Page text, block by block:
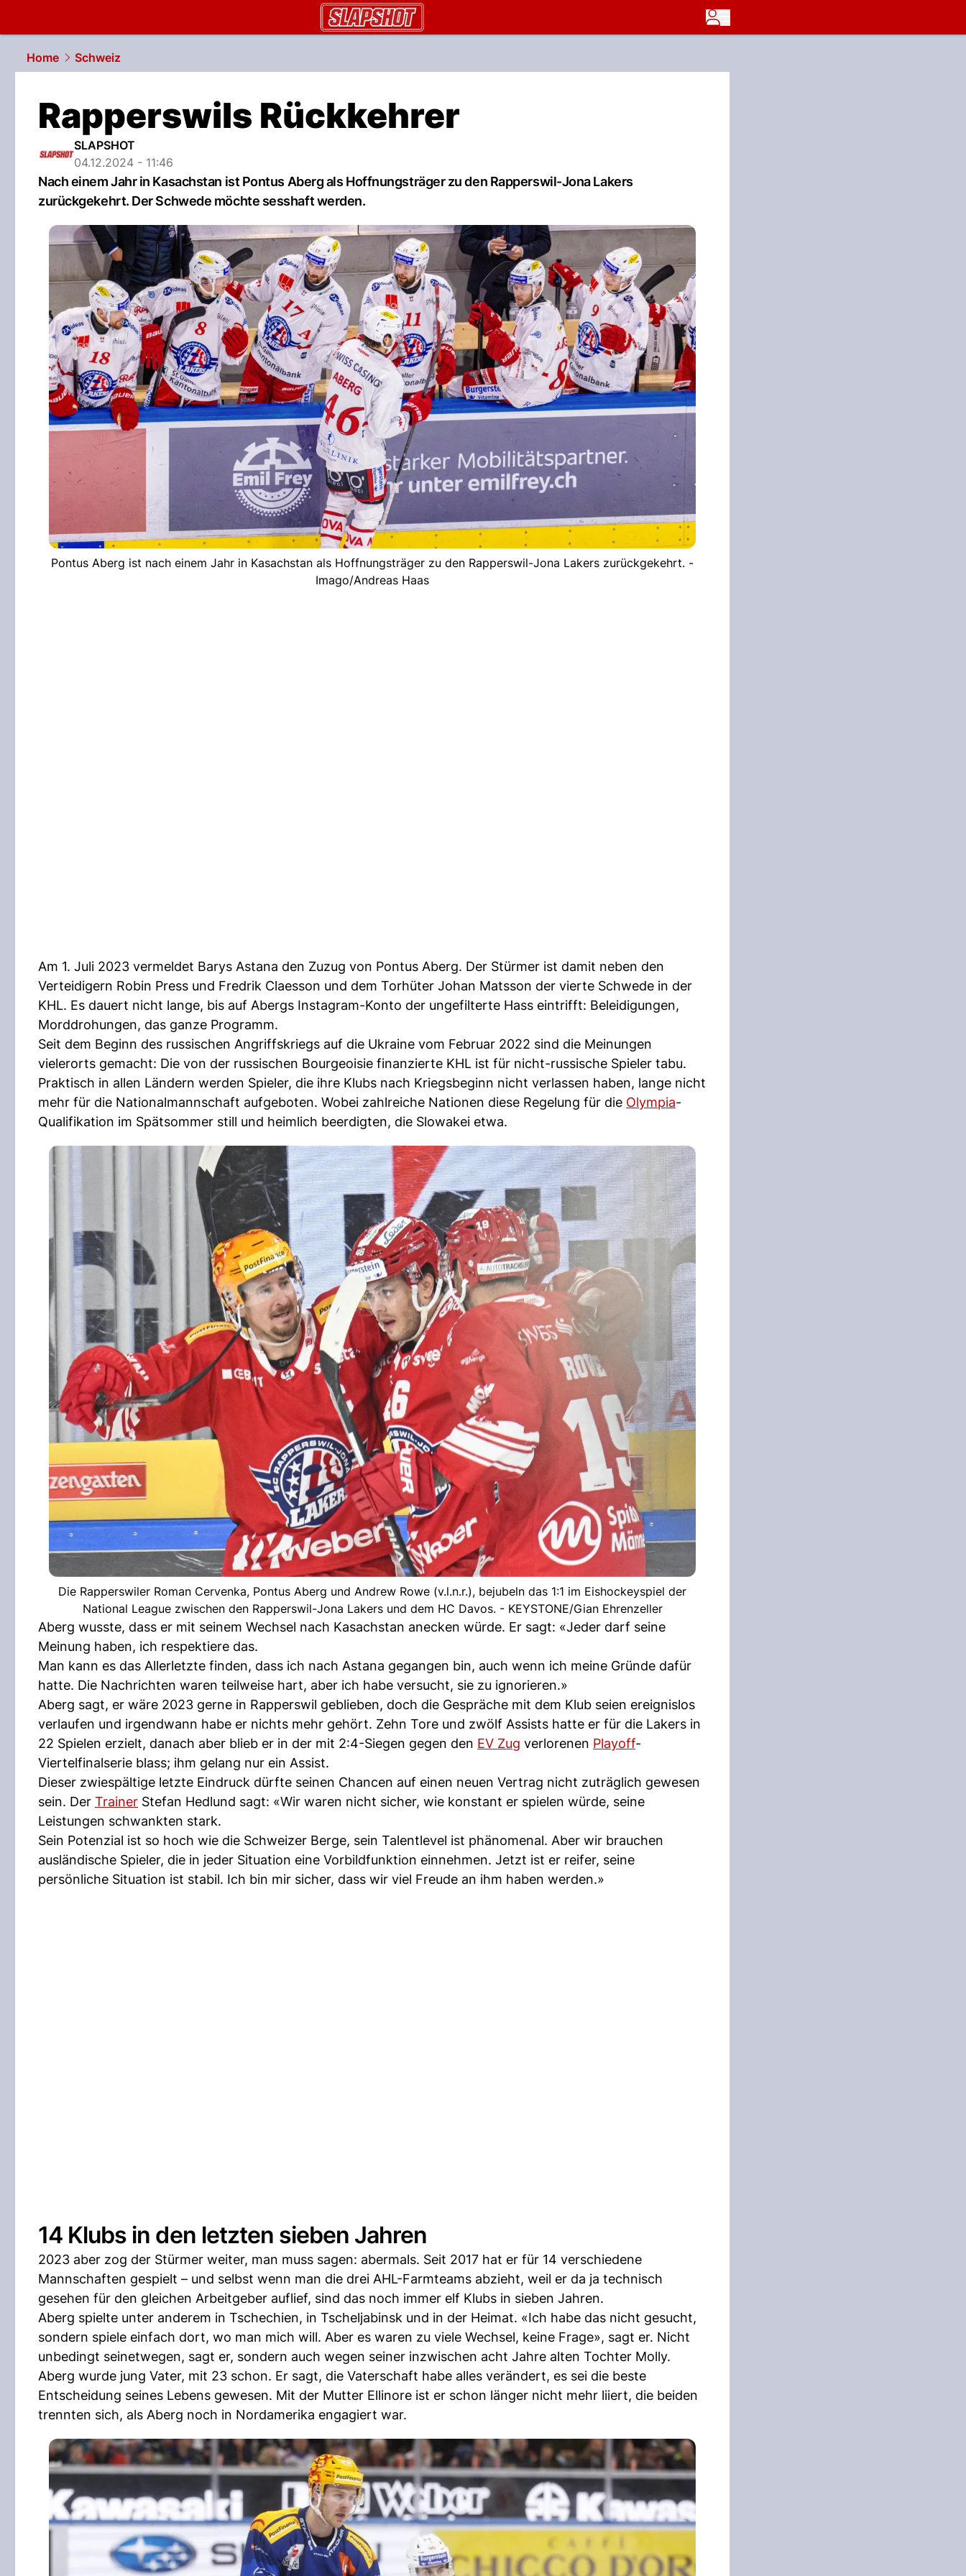
slapshot.NAU.ch
Home
Schweiz
Rapperswils Rückkehrer
SLAPSHOT
04.12.2024 - 11:46
Nach einem Jahr in Kasachstan ist Pontus Aberg als Hoffnungsträger zu den Rapperswil-Jona Lakers
zurückgekehrt. Der Schwede möchte sesshaft werden.
Pontus Aberg ist nach einem Jahr in Kasachstan als Hoffnungsträger zu den Rapperswil-Jona Lakers zurückgekehrt. -
Imago/Andreas Haas
Am 1. Juli 2023 vermeldet Barys Astana den Zuzug von Pontus Aberg. Der Stürmer ist damit neben den
Verteidigern Robin Press und Fredrik Claesson und dem Torhüter Johan Matsson der vierte Schwede in der
KHL. Es dauert nicht lange, bis auf Abergs Instagram-Konto der ungefilterte Hass eintrifft: Beleidigungen,
Morddrohungen, das ganze Programm.
Seit dem Beginn des russischen Angriffskriegs auf die Ukraine vom Februar 2022 sind die Meinungen
vielerorts gemacht: Die von der russischen Bourgeoisie finanzierte KHL ist für nicht-russische Spieler tabu.
Praktisch in allen Ländern werden Spieler, die ihre Klubs nach Kriegsbeginn nicht verlassen haben, lange nicht
mehr für die Nationalmannschaft aufgeboten. Wobei zahlreiche Nationen diese Regelung für die Olympia-
Qualifikation im Spätsommer still und heimlich beerdigten, die Slowakei etwa.
Die Rapperswiler Roman Cervenka, Pontus Aberg und Andrew Rowe (v.l.n.r.), bejubeln das 1:1 im Eishockeyspiel der
National League zwischen den Rapperswil-Jona Lakers und dem HC Davos. - KEYSTONE/Gian Ehrenzeller
Aberg wusste, dass er mit seinem Wechsel nach Kasachstan anecken würde. Er sagt: «Jeder darf seine
Meinung haben, ich respektiere das.
Man kann es das Allerletzte finden, dass ich nach Astana gegangen bin, auch wenn ich meine Gründe dafür
hatte. Die Nachrichten waren teilweise hart, aber ich habe versucht, sie zu ignorieren.»
Aberg sagt, er wäre 2023 gerne in Rapperswil geblieben, doch die Gespräche mit dem Klub seien ereignislos
verlaufen und irgendwann habe er nichts mehr gehört. Zehn Tore und zwölf Assists hatte er für die Lakers in
22 Spielen erzielt, danach aber blieb er in der mit 2:4-Siegen gegen den EV Zug verlorenen Playoff-
Viertelfinalserie blass; ihm gelang nur ein Assist.
Dieser zwiespältige letzte Eindruck dürfte seinen Chancen auf einen neuen Vertrag nicht zuträglich gewesen
sein. Der Trainer Stefan Hedlund sagt: «Wir waren nicht sicher, wie konstant er spielen würde, seine
Leistungen schwankten stark.
Sein Potenzial ist so hoch wie die Schweizer Berge, sein Talentlevel ist phänomenal. Aber wir brauchen
ausländische Spieler, die in jeder Situation eine Vorbildfunktion einnehmen. Jetzt ist er reifer, seine
persönliche Situation ist stabil. Ich bin mir sicher, dass wir viel Freude an ihm haben werden.»
14 Klubs in den letzten sieben Jahren
2023 aber zog der Stürmer weiter, man muss sagen: abermals. Seit 2017 hat er für 14 verschiedene
Mannschaften gespielt – und selbst wenn man die drei AHL-Farmteams abzieht, weil er da ja technisch
gesehen für den gleichen Arbeitgeber auflief, sind das noch immer elf Klubs in sieben Jahren.
Aberg spielte unter anderem in Tschechien, in Tscheljabinsk und in der Heimat. «Ich habe das nicht gesucht,
sondern spiele einfach dort, wo man mich will. Aber es waren zu viele Wechsel, keine Frage», sagt er. Nicht
unbedingt seinetwegen, sagt er, sondern auch wegen seiner inzwischen acht Jahre alten Tochter Molly.
Aberg wurde jung Vater, mit 23 schon. Er sagt, die Vaterschaft habe alles verändert, es sei die beste
Entscheidung seines Lebens gewesen. Mit der Mutter Ellinore ist er schon länger nicht mehr liiert, die beiden
trennten sich, als Aberg noch in Nordamerika engagiert war.